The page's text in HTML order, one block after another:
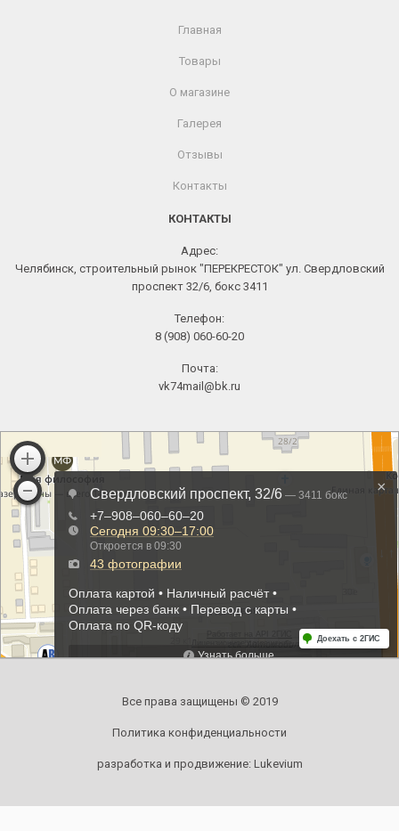
Главная
Товары
О магазине
Галерея
Отзывы
Контакты
КОНТАКТЫ
Адрес:
Челябинск, строительный рынок "ПЕРЕКРЕСТОК" ул. Свердловский
проспект 32/6, бокс 3411
Телефон:
8 (908) 060-60-20
Почта:
vk74mail@bk.ru
Все права защищены © 2019
Политика конфиденциальности
разработка и продвижение: Lukevium